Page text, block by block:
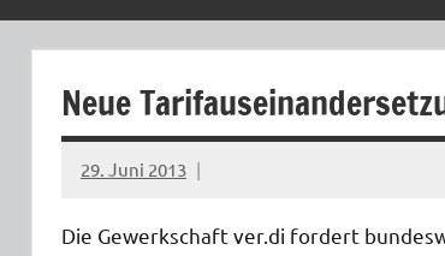
Neue
29. Juni 2013
Ilja
Die Gewerkschaft ver.di fordert